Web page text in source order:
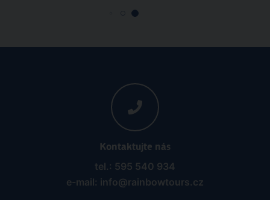
Kontaktujte nás
tel.: 595 540 934
e-mail: info@rainbowtours.cz